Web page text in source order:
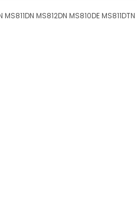
MS812DN MS810DE